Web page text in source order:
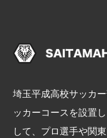
埼玉平成高校サッカ
ッカーコースを設置
して、プロ選手や関